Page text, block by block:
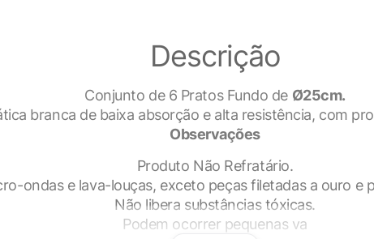
Descrição
Conjunto de 6 Pratos Fundo de Ø25cm.
branca de baixa absorção e alta resistência, com
Observações
Produto Não Refratário.
ondas e lava-louças, exceto peças filetadas a ouro e
Não libera substâncias tóxicas.
Podem ocorrer pequenas va
sua experiência enquanto você navega pelo site.
são armazenados no seu navegador, pois são essenciais